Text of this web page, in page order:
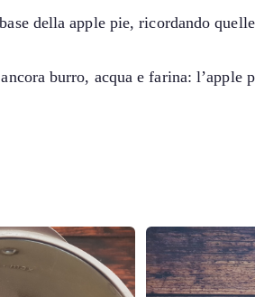
della apple pie, ricordando
burro, acqua e farina: